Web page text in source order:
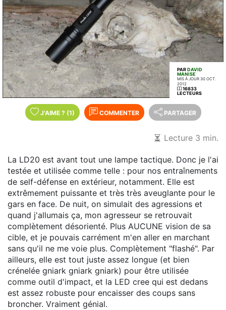
PARDAVID
MANISE
MIS À JOUR 30 OCT.
2012
16833
LECTEURS
J'AIME ? (1) COMMENTER PARTAGER
Lecture 3 min.
La LD20 est avant tout une lampe tactique. Donc je l'ai
testée et utilisée comme telle : pour nos entraînements
de self-défense en extérieur, notamment. Elle est
extrêmement puissante et très très aveuglante pour le
gars en face. De nuit, on simulait des agressions et
quand j'allumais ça, mon agresseur se retrouvait
complètement désorienté. Plus AUCUNE vision de sa
cible, et je pouvais carrément m'en aller en marchant
sans qu'il ne me voie plus. Complètement "flashé". Par
ailleurs, elle est tout juste assez longue (et bien
crénelée gniark gniark gniark) pour être utilisée
comme outil d'impact, et la LED cree qui est dedans
est assez robuste pour encaisser des coups sans
broncher. Vraiment génial.